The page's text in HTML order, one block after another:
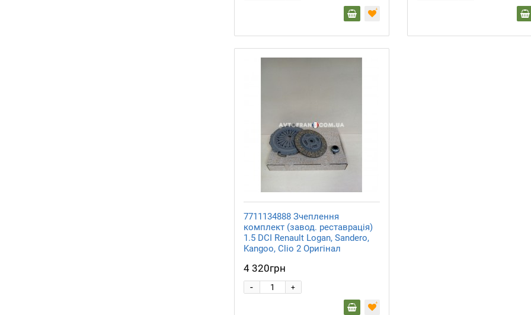
7711134888 Зчеплення
комплект (завод. реставрація)
1.5 DCI Renault Logan, Sandero,
Kangoo, Clio 2 Оригінал
4 320грн
+
-